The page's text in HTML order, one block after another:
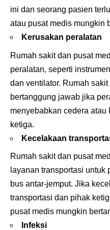
ini dan seorang pasien
atau pusat medis mungkin
Kerusakan peralatan
Rumah sakit dan pusat
peralatan, seperti
dan ventilator. Rumah
bertanggung jawab jika
menyebabkan cedera
ketiga.
Kecelakaan
Rumah sakit dan pusat
layanan transportasi untuk
bus antar-jemput. Jika
transportasi dan pihak
pusat medis mungkin
Infeksi